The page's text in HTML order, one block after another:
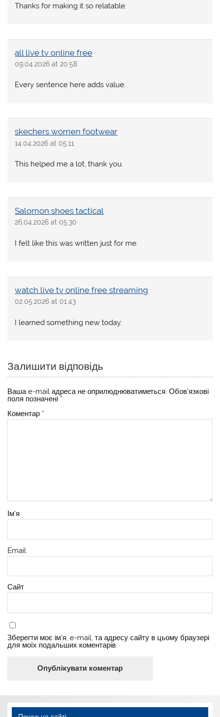
Thanks for making it so relatable.
all live tv online free
09.04.2026 at 20:58
Every sentence here adds value.
skechers women footwear
14.04.2026 at 05:11
This helped me a lot, thank you.
Salomon shoes tactical
26.04.2026 at 05:30
I felt like this was written just for me.
watch live tv online free streaming
02.05.2026 at 01:43
I learned something new today.
Залишити відповідь
Ваша e-mail адреса не оприлюднюватиметься. Обов’язкові
поля позначені *
Коментар *
Ім'я
Email
Сайт
Зберегти моє ім'я, e-mail, та адресу сайту в цьому браузері
для моїх подальших коментарів.